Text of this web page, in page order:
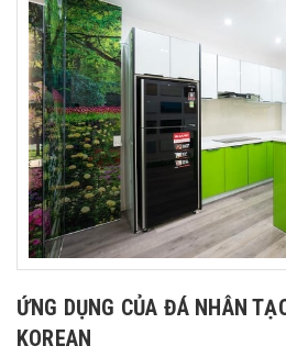
ỨNG DỤNG CỦA ĐÁ NHÂN
KOREAN